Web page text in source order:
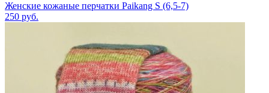
Женские кожаные перчатки Paikang S (6,5-7)
250 руб.